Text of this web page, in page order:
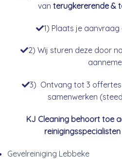
van terugkererende &
1) Plaats je
2) Wij sturen deze door
3) Ontvang tot 3 offertes
samenwerken
KJ Cleaning behoort toe
Gevelreiniging Lebbeke